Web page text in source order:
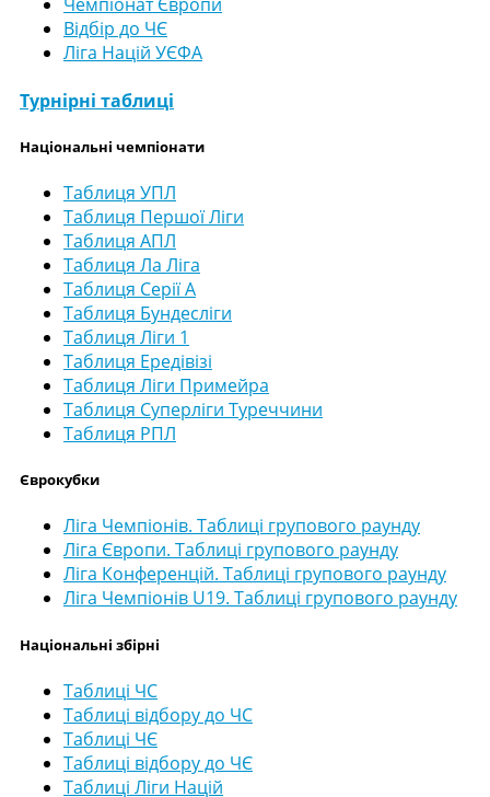
Відбір до ЧЄ
Ліга Націй УЄФА
Турнірні таблиці
Національні чемпіонати
Таблиця УПЛ
Таблиця Першої Ліги
Таблиця АПЛ
Таблиця Ла Ліга
Таблиця Серії А
Таблиця Бундесліги
Таблиця Ліги 1
Таблиця Ередівізі
Таблиця Ліги Примейра
Таблиця Суперліги Туреччини
Таблиця РПЛ
Єврокубки
Ліга Чемпіонів. Таблиці групового раунду
Ліга Європи. Таблиці групового раунду
Ліга Конференцій. Таблиці групового раунду
Ліга Чемпіонів U19. Таблиці групового раунду
Національні збірні
Таблиці ЧС
Таблиці відбору до ЧС
Таблиці ЧЄ
Таблиці відбору до ЧЄ
Таблиці Ліги Націй